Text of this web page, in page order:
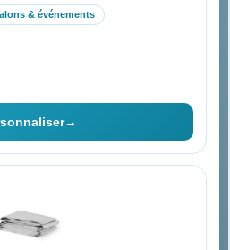
& événements
→
accompagnement global
Ils nous ont fait confiance
Livraison
Nous contacter